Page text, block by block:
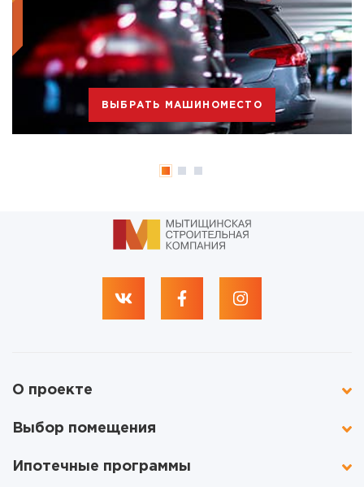
ВЫБРАТЬ МАШИНОМЕСТО
О проекте
Выбор помещения
Ипотечные программы